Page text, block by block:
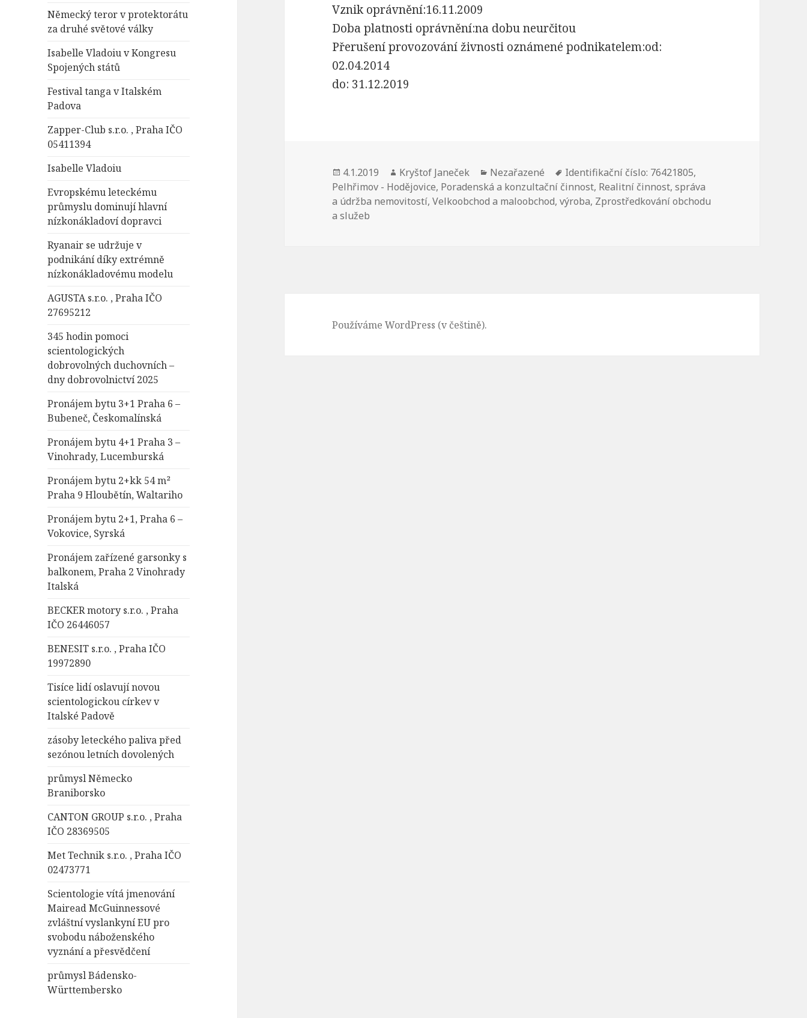
Německý teror v protektorátu
za druhé světové války
Isabelle Vladoiu v Kongresu
Spojených států
Festival tanga v Italském
Padova
Zapper-Club s.r.o. , Praha IČO
05411394
Isabelle Vladoiu
Evropskému leteckému
průmyslu dominují hlavní
nízkonákladoví dopravci
Ryanair se udržuje v
podnikání díky extrémně
nízkonákladovému modelu
AGUSTA s.r.o. , Praha IČO
27695212
345 hodin pomoci
scientologických
dobrovolných duchovních –
dny dobrovolnictví 2025
Pronájem bytu 3+1 Praha 6 –
Bubeneč, Českomalínská
Pronájem bytu 4+1 Praha 3 –
Vinohrady, Lucemburská
Pronájem bytu 2+kk 54 m²
Praha 9 Hloubětín, Waltariho
Pronájem bytu 2+1, Praha 6 –
Vokovice, Syrská
Pronájem zařízené garsonky s
balkonem, Praha 2 Vinohrady
Italská
BECKER motory s.r.o. , Praha
IČO 26446057
BENESIT s.r.o. , Praha IČO
19972890
Tisíce lidí oslavují novou
scientologickou církev v
Italské Padově
zásoby leteckého paliva před
sezónou letních dovolených
průmysl Německo
Braniborsko
CANTON GROUP s.r.o. , Praha
IČO 28369505
Met Technik s.r.o. , Praha IČO
02473771
Scientologie vítá jmenování
Mairead McGuinnessové
zvláštní vyslankyní EU pro
svobodu náboženského
vyznání a přesvědčení
průmysl Bádensko-
Württembersko
Vznik oprávnění:16.11.2009
Doba platnosti oprávnění:na dobu neurčitou
Přerušení provozování živnosti oznámené podnikatelem:od:
02.04.2014
do: 31.12.2019
Publikováno:
4.1.2019 Autor:
Kryštof Janeček Rubriky:
Nezařazené Štítky:
Identifikační číslo: 76421805,
Pelhřimov - Hodějovice, Poradenská a konzultační činnost, Realitní činnost,správa
a údržba nemovitostí,Velkoobchod a maloobchod,výroba, Zprostředkování obchodu
a služeb
Používáme WordPress (v češtině).